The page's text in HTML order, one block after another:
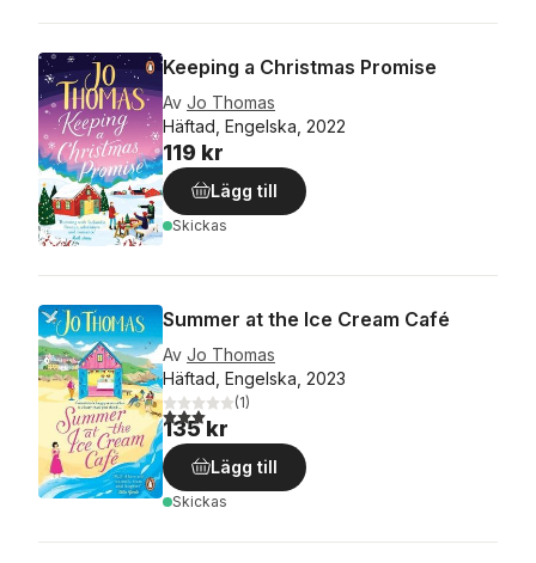
Keeping a Christmas Promise
Av Jo Thomas
Häftad, Engelska, 2022
119 kr
Lägg till
Skickas
Summer at the Ice Cream Café
Av Jo Thomas
Häftad, Engelska, 2023
3,0utav 5 stjärnor. Totalt antal röster:
(1)
135 kr
Lägg till
Skickas